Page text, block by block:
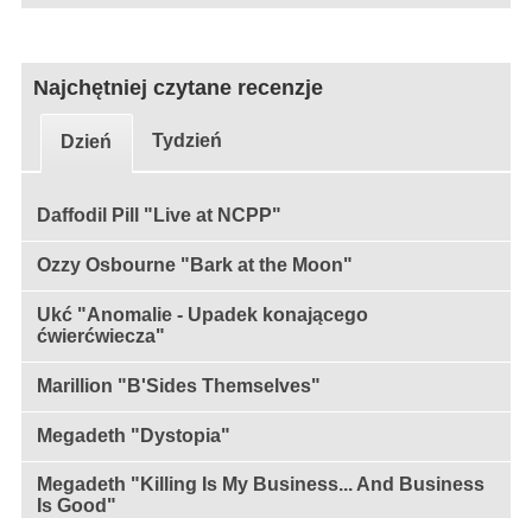
Najchętniej czytane recenzje
Dzień Tydzień
Daffodil Pill "Live at NCPP"
Ozzy Osbourne "Bark at the Moon"
Ukć "Anomalie - Upadek konającego
ćwierćwiecza"
Marillion "B'Sides Themselves"
Megadeth "Dystopia"
Megadeth "Killing Is My Business... And Business
Is Good"